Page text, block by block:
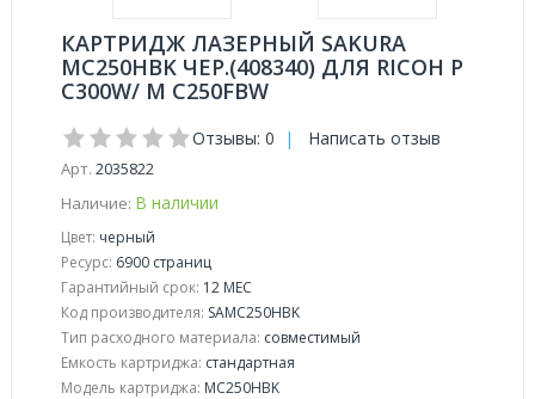
КАРТРИДЖ ЛАЗЕРНЫЙ SAKURA
MC250HBK ЧЕР.(408340) ДЛЯ RICOH P
C300W/ M C250FBW
Отзывы: 0 | Написать отзыв
Арт. 2035822
Наличие: В наличии
Цвет: черный
Ресурс: 6900 страниц
Гарантийный срок: 12 МЕС
Код производителя: SAMC250HBK
Тип расходного материала: совместимый
Емкость картриджа: стандартная
Модель картриджа: MC250HBK